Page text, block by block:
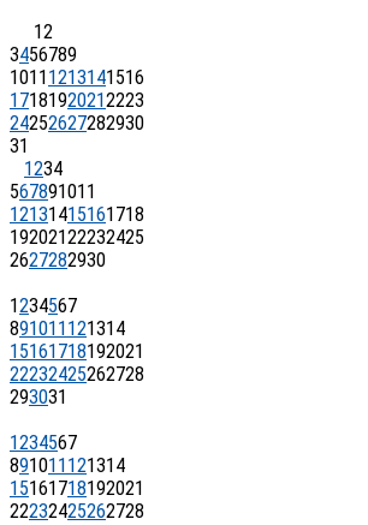
12
3456789
1011 1213141516
17181920212223
24252627282930
31
1234
567891011
12131415161718
19202122232425
2627282930
1234567
891011 121314
15161718192021
22232425262728
293031
1234567
891011 121314
15161718192021
22232425262728